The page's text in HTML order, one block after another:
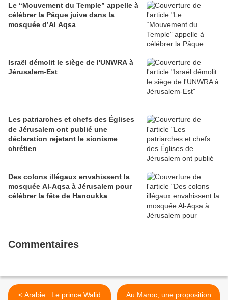
Le “Mouvement du Temple” appelle à
célébrer la Pâque juive dans la
mosquée d’Al Aqsa
Israël démolit le siège de l'UNWRA à
Jérusalem-Est
Les patriarches et chefs des Églises
de Jérusalem ont publié une
déclaration rejetant le sionisme
chrétien
Des colons illégaux envahissent la
mosquée Al-Aqsa à Jérusalem pour
célébrer la fête de Hanoukka
Commentaires
< Arabie : Le prince Walid
Au Maroc, une proposition